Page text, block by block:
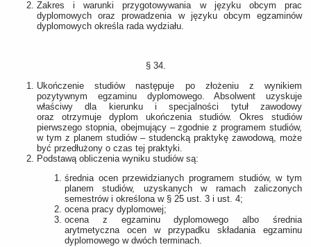
Zakres i warunki przygotowywania w języku obcym prac
dyplomowych oraz prowadzenia w języku obcym egzaminów
dyplomowych określa rada wydziału.
§ 34.
Ukończenie studiów następuje po złożeniu z wynikiem
pozytywnym egzaminu dyplomowego. Absolwent uzyskuje
właściwy dla kierunku i specjalności tytuł zawodowy
oraz otrzymuje dyplom ukończenia studiów. Okres studiów
pierwszego stopnia, obejmujący – zgodnie z programem studiów,
w tym z planem studiów – studencką praktykę zawodową, może
być przedłużony o czas tej praktyki.
Podstawą obliczenia wyniku studiów są:
średnia ocen przewidzianych programem studiów, w tym
planem studiów, uzyskanych w ramach zaliczonych
semestrów i określona w § 25 ust. 3 i ust. 4;
ocena pracy dyplomowej;
ocena z egzaminu dyplomowego albo średnia
arytmetyczna ocen w przypadku składania egzaminu
dyplomowego w dwóch terminach.